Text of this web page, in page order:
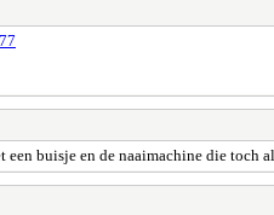
buisje en de naaimachine die toch